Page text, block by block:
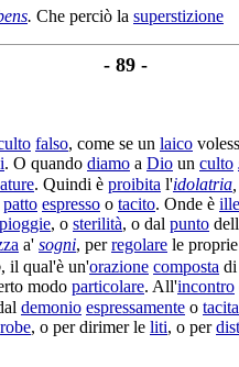
. Che perciò la superstizione
- 89 -
falso, come se un laico
. O quando diamo a Dio un culto
. Quindi è proibita l'idolatria
patto espresso o tacito. Onde è
pioggie, o sterilità, o dal punto
a' sogni, perregolare le proprie
, il qual'è un'orazione composta di
modo particolare. All'incontro
demonio espressamente o
robe, o perdirimerle liti, o per